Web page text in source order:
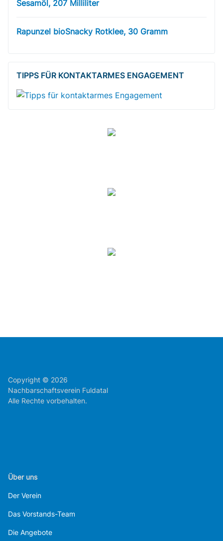
Sesamöl, 207 Milliliter
Rapunzel bioSnacky Rotklee, 30 Gramm
TIPPS FÜR KONTAKTARMES ENGAGEMENT
Copyright © 2026
Nachbarschaftsverein Fuldatal
Alle Rechte vorbehalten.
Über uns
Der Verein
Das Vorstands-Team
Die Angebote